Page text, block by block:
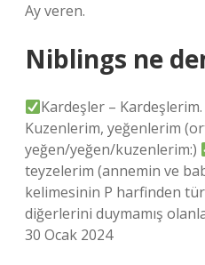
Ay veren.
Niblings ne
Kardeşler – Kardeşlerim.
Kuzenlerim, yeğenlerim
yeğen/yeğen/kuzenlerim:)
teyzelerim (annemin ve
kelimesinin P harfinden
diğerlerini duymamış
30 Ocak 2024